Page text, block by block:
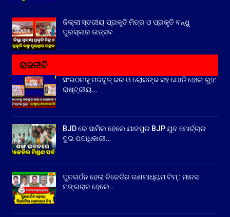
ଜିଲ୍ଲା ସ୍ତରୀୟ ପ୍ରକୃତି ମିତ୍ର ଓ ପ୍ରକୃତି ବନ୍ଧୁ
ପୁରସ୍କାର ଉତ୍ସବ
ରାଜନୀତି
ସଂଗଠନକୁ ମଜବୁତ୍ କର ଓ ଲୋକଙ୍କ ସହ ଯୋଡି ହୋଇ ରୁହ:
ରାଷ୍ଟ୍ରୀୟ…
BJD ରେ ସାମିଲ ହେଲେ ଯାଜପୁର BJP ଯୁବ ମୋର୍ଚ୍ଚାର
ଦୁଇ ପଦାଧିକାରୀ…
ପୁନଗର୍ଠନ ହେଲା ବିଜେଡିର ଗଣମାଧ୍ୟମ ଟିମ୍ : ମାନସ
ମଙ୍ଗରାଜ ହେଲେ…